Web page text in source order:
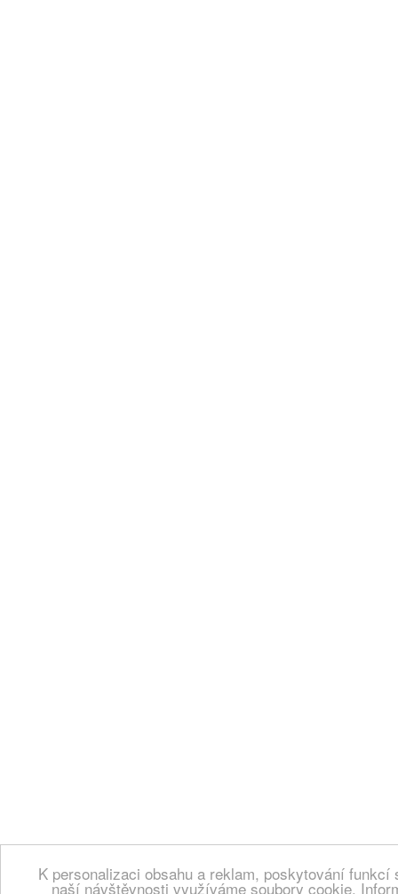
K personalizaci obsahu a reklam, poskytování
naší návštěvnosti využíváme soubory cookie.